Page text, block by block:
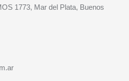
1773, Mar del Plata, Buenos